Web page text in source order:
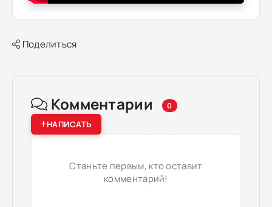
Поделиться
Комментарии 0
НАПИСАТЬ
Станьте первым, кто оставит
комментарий!